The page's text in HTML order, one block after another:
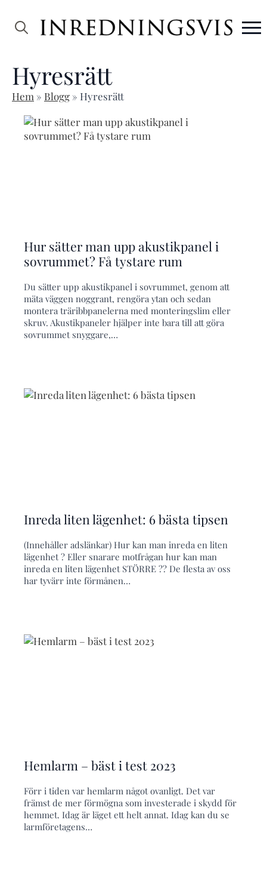
Hyresrätt
Hem » Blogg » Hyresrätt
Hur sätter man upp akustikpanel i
sovrummet? Få tystare rum
Du sätter upp akustikpanel i sovrummet, genom att
mäta väggen noggrant, rengöra ytan och sedan
montera träribbpanelerna med monteringslim eller
skruv. Akustikpaneler hjälper inte bara till att göra
sovrummet snyggare,…
Inreda liten lägenhet: 6 bästa tipsen
(Innehåller adslänkar) Hur kan man inreda en liten
lägenhet ? Eller snarare motfrågan hur kan man
inreda en liten lägenhet STÖRRE ?? De flesta av oss
har tyvärr inte förmånen…
Hemlarm – bäst i test 2023
Förr i tiden var hemlarm något ovanligt. Det var
främst de mer förmögna som investerade i skydd för
hemmet. Idag är läget ett helt annat. Idag kan du se
larmföretagens…